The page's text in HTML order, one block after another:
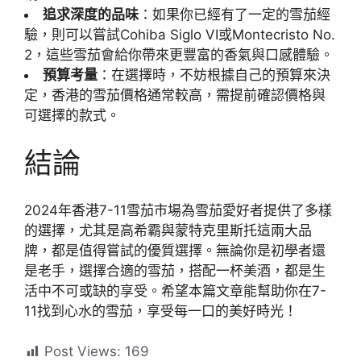
追求深度的品味 ：如果你已經有了一定的雪茄經
驗，則可以嘗試Cohiba Siglo VI或Montecristo No.
2，這些雪茄會給你帶來更豐富的香氣與口感體驗。
預算考量 ：在選擇時，不妨根據自己的預算來決
定，香港的雪茄價格通常較高，需提前確認價格與
可選擇的款式。
結論
2024年香港7-11雪茄市場為雪茄愛好者提供了多樣
的選擇，尤其是高希霸與蒙特克里斯托這兩大品
牌，都是值得嘗試的優質選擇。無論你是初學者還
是老手，選擇合適的雪茄，搭配一杯美酒，都是生
活中不可或缺的享受。希望本篇文章能幫助你在7-
11找到心水的雪茄，享受每一口的美好時光！
Post Views: 169